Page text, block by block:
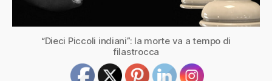
“Dieci Piccoli indiani”: la morte va a tempo di
filastrocca